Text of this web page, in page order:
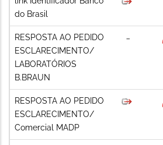
do Brasil
RESPOSTA AO PEDIDO
ESCLARECIMENTO/
LABORATÓRIOS
B.BRAUN
RESPOSTA AO PEDIDO
ESCLARECIMENTO/
Comercial MADP